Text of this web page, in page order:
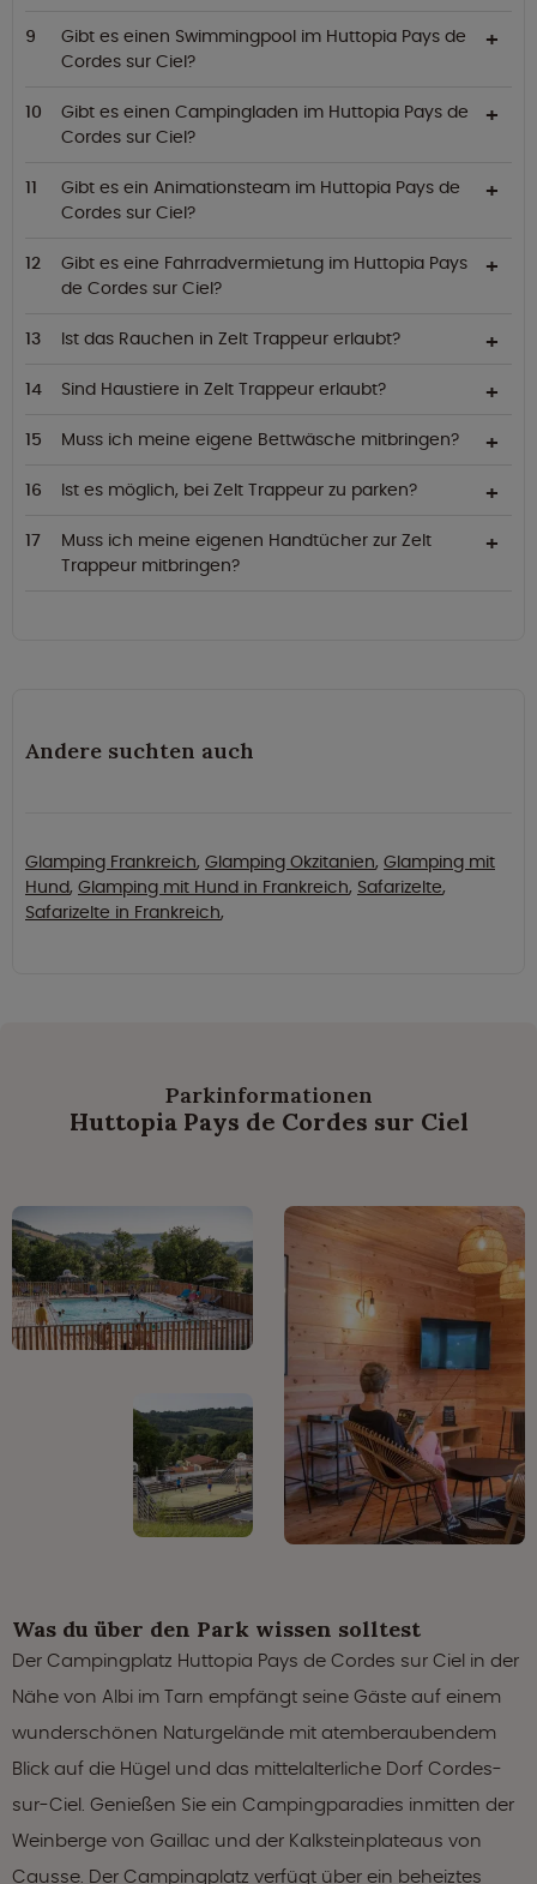
Gibt es einen Swimmingpool im Huttopia Pays de
Cordes sur Ciel?
Gibt es einen Campingladen im Huttopia Pays de
Cordes sur Ciel?
Gibt es ein Animationsteam im Huttopia Pays de
Cordes sur Ciel?
Gibt es eine Fahrradvermietung im Huttopia Pays
de Cordes sur Ciel?
Ist das Rauchen in Zelt Trappeur erlaubt?
Sind Haustiere in Zelt Trappeur erlaubt?
Muss ich meine eigene Bettwäsche mitbringen?
Ist es möglich, bei Zelt Trappeur zu parken?
Muss ich meine eigenen Handtücher zur Zelt
Trappeur mitbringen?
Andere suchten auch
Glamping Frankreich, Glamping Okzitanien, Glamping mit
Hund, Glamping mit Hund in Frankreich, Safarizelte,
Safarizelte in Frankreich,
Parkinformationen
Huttopia Pays de Cordes sur Ciel
Was du über den Park wissen solltest
Der Campingplatz Huttopia Pays de Cordes sur Ciel in der
Nähe von Albi im Tarn empfängt seine Gäste auf einem
wunderschönen Naturgelände mit atemberaubendem
Blick auf die Hügel und das mittelalterliche Dorf Cordes-
sur-Ciel. Genießen Sie ein Campingparadies inmitten der
Weinberge von Gaillac und der Kalksteinplateaus von
Causse. Der Campingplatz verfügt über ein beheiztes